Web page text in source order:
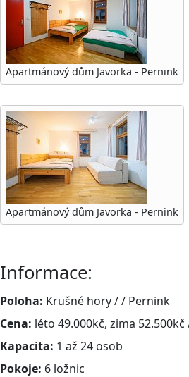
Apartmánový dům Javorka - Pernink
Apartmánový dům Javorka - Pernink
Informace:
Poloha: Krušné hory / / Pernink
Cena: léto 49.000kč, zima
Kapacita: 1 až 24 osob
Pokoje: 6 ložnic